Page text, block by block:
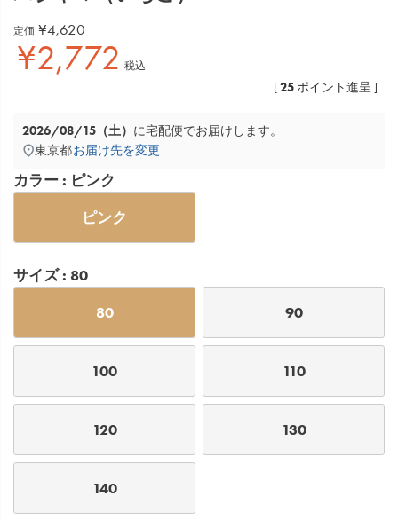
定価 ¥4,620
¥2,772 税込
[25ポイント進呈 ]
2026/08/15（土） に宅配便でお届けします。
東京都お届け先を変更
カラー ピンク
ピンク
サイズ 80
80 90
100 110
120 130
140